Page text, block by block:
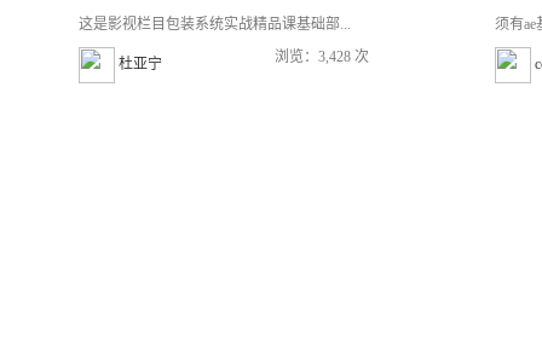
这是影视栏目包装系统实战精品课基础部...
杜亚宁 浏览：3,428 次
须有ae